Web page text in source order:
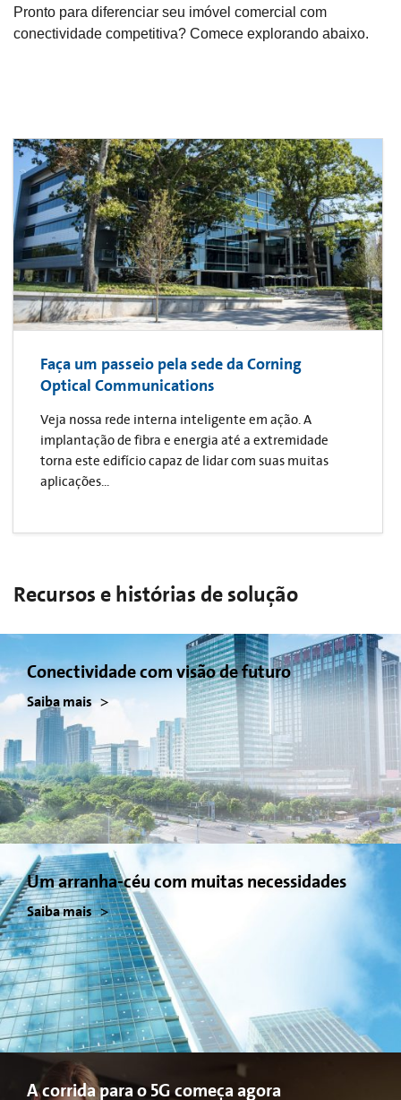
Pronto para diferenciar seu imóvel comercial com
conectividade competitiva? Comece explorando abaixo.
Faça um passeio pela sede da Corning
Optical Communications
Veja nossa rede interna inteligente em ação. A
implantação de fibra e energia até a extremidade
torna este edifício capaz de lidar com suas muitas
aplicações...
Recursos e histórias de solução
Conectividade com visão de futuro
Saiba mais
Um arranha-céu com muitas necessidades
Saiba mais
A corrida para o 5G começa agora